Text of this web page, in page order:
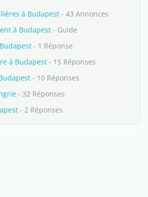
à Budapest - 43 Annonces
à Budapest - Guide
- 1 Réponse
à Budapest - 15 Réponses
- 10 Réponses
- 32 Réponses
- 2 Réponses